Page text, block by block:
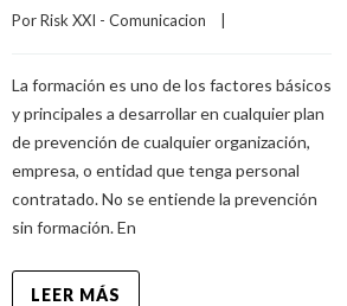
Por Risk XXI - Comunicacion
La formación es uno de los factores básicos
y principales a desarrollar en cualquier plan
de prevención de cualquier organización,
empresa, o entidad que tenga personal
contratado. No se entiende la prevención
sin formación. En
LEER MÁS